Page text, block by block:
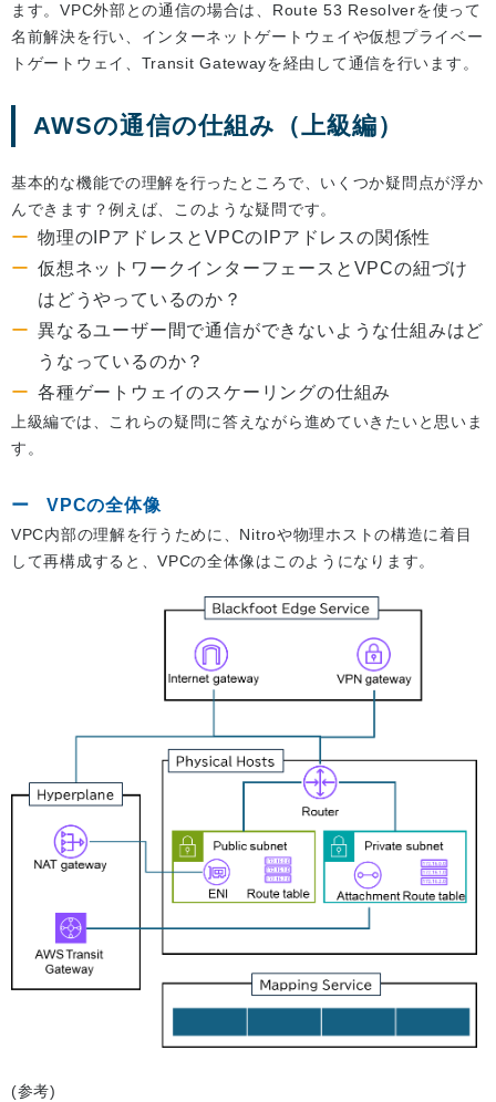
ます。VPC外部との通信の場合は、Route 53 Resolverを使って
名前解決を行い、インターネットゲートウェイや仮想プライベー
トゲートウェイ、Transit Gatewayを経由して通信を行います。
AWSの通信の仕組み（上級編）
基本的な機能での理解を行ったところで、いくつか疑問点が浮か
んできます？例えば、このような疑問です。
物理のIPアドレスとVPCのIPアドレスの関係性
仮想ネットワークインターフェースとVPCの紐づけ
はどうやっているのか？
異なるユーザー間で通信ができないような仕組みはど
うなっているのか？
各種ゲートウェイのスケーリングの仕組み
上級編では、これらの疑問に答えながら進めていきたいと思いま
す。
VPCの全体像
VPC内部の理解を行うために、Nitroや物理ホストの構造に着目
して再構成すると、VPCの全体像はこのようになります。
(参考)